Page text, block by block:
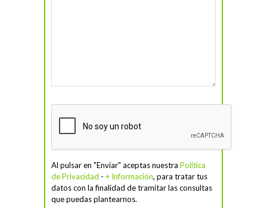
Al pulsar en "Enviar" aceptas nuestra Política
de Privacidad - + Información, para tratar tus
datos con la finalidad de tramitar las consultas
que puedas plantearnos.